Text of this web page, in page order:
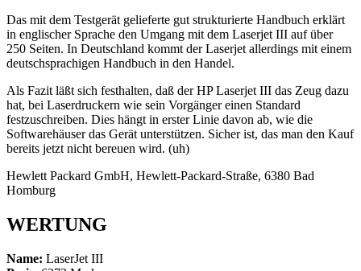
Das mit dem Testgerät gelieferte gut strukturierte Handbuch erklärt
in englischer Sprache den Umgang mit dem Laserjet III auf über
250 Seiten. In Deutschland kommt der Laserjet allerdings mit einem
deutschsprachigen Handbuch in den Handel.
Als Fazit läßt sich festhalten, daß der HP Laserjet III das Zeug dazu
hat, bei Laserdruckern wie sein Vorgänger einen Standard
festzuschreiben. Dies hängt in erster Linie davon ab, wie die
Softwarehäuser das Gerät unterstützen. Sicher ist, das man den Kauf
bereits jetzt nicht bereuen wird. (uh)
Hewlett Packard GmbH, Hewlett-Packard-Straße, 6380 Bad
Homburg
WERTUNG
Name: LaserJet III